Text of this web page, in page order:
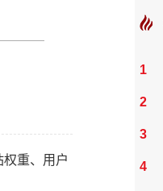
重、用户
1
2
3
4